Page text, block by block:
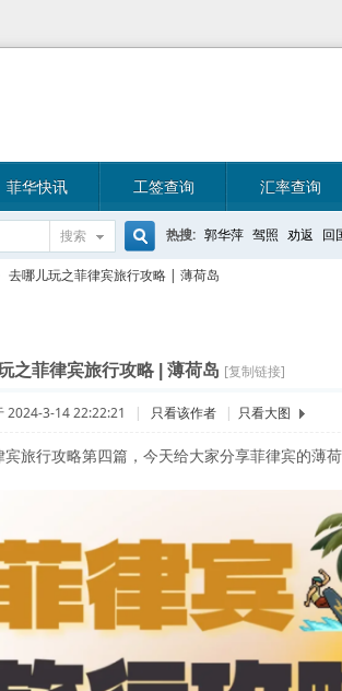
菲华快讯 工签查询 汇率查询
搜索
搜
索
热搜: 郭华萍 驾照 劝返 回
去哪儿玩之菲律宾旅行攻略 | 薄荷岛
之菲律宾旅行攻略 | 薄荷岛 [复制链接]
2024-3-14 22:22:21 | 只看该作者 | 只看大图
宾旅行攻略第四篇，今天给大家分享菲律宾的薄